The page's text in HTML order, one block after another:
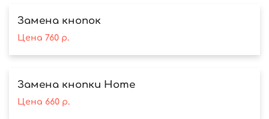
Замена кнопок
Цена 760р.
Замена кнопки Home
Цена 660р.